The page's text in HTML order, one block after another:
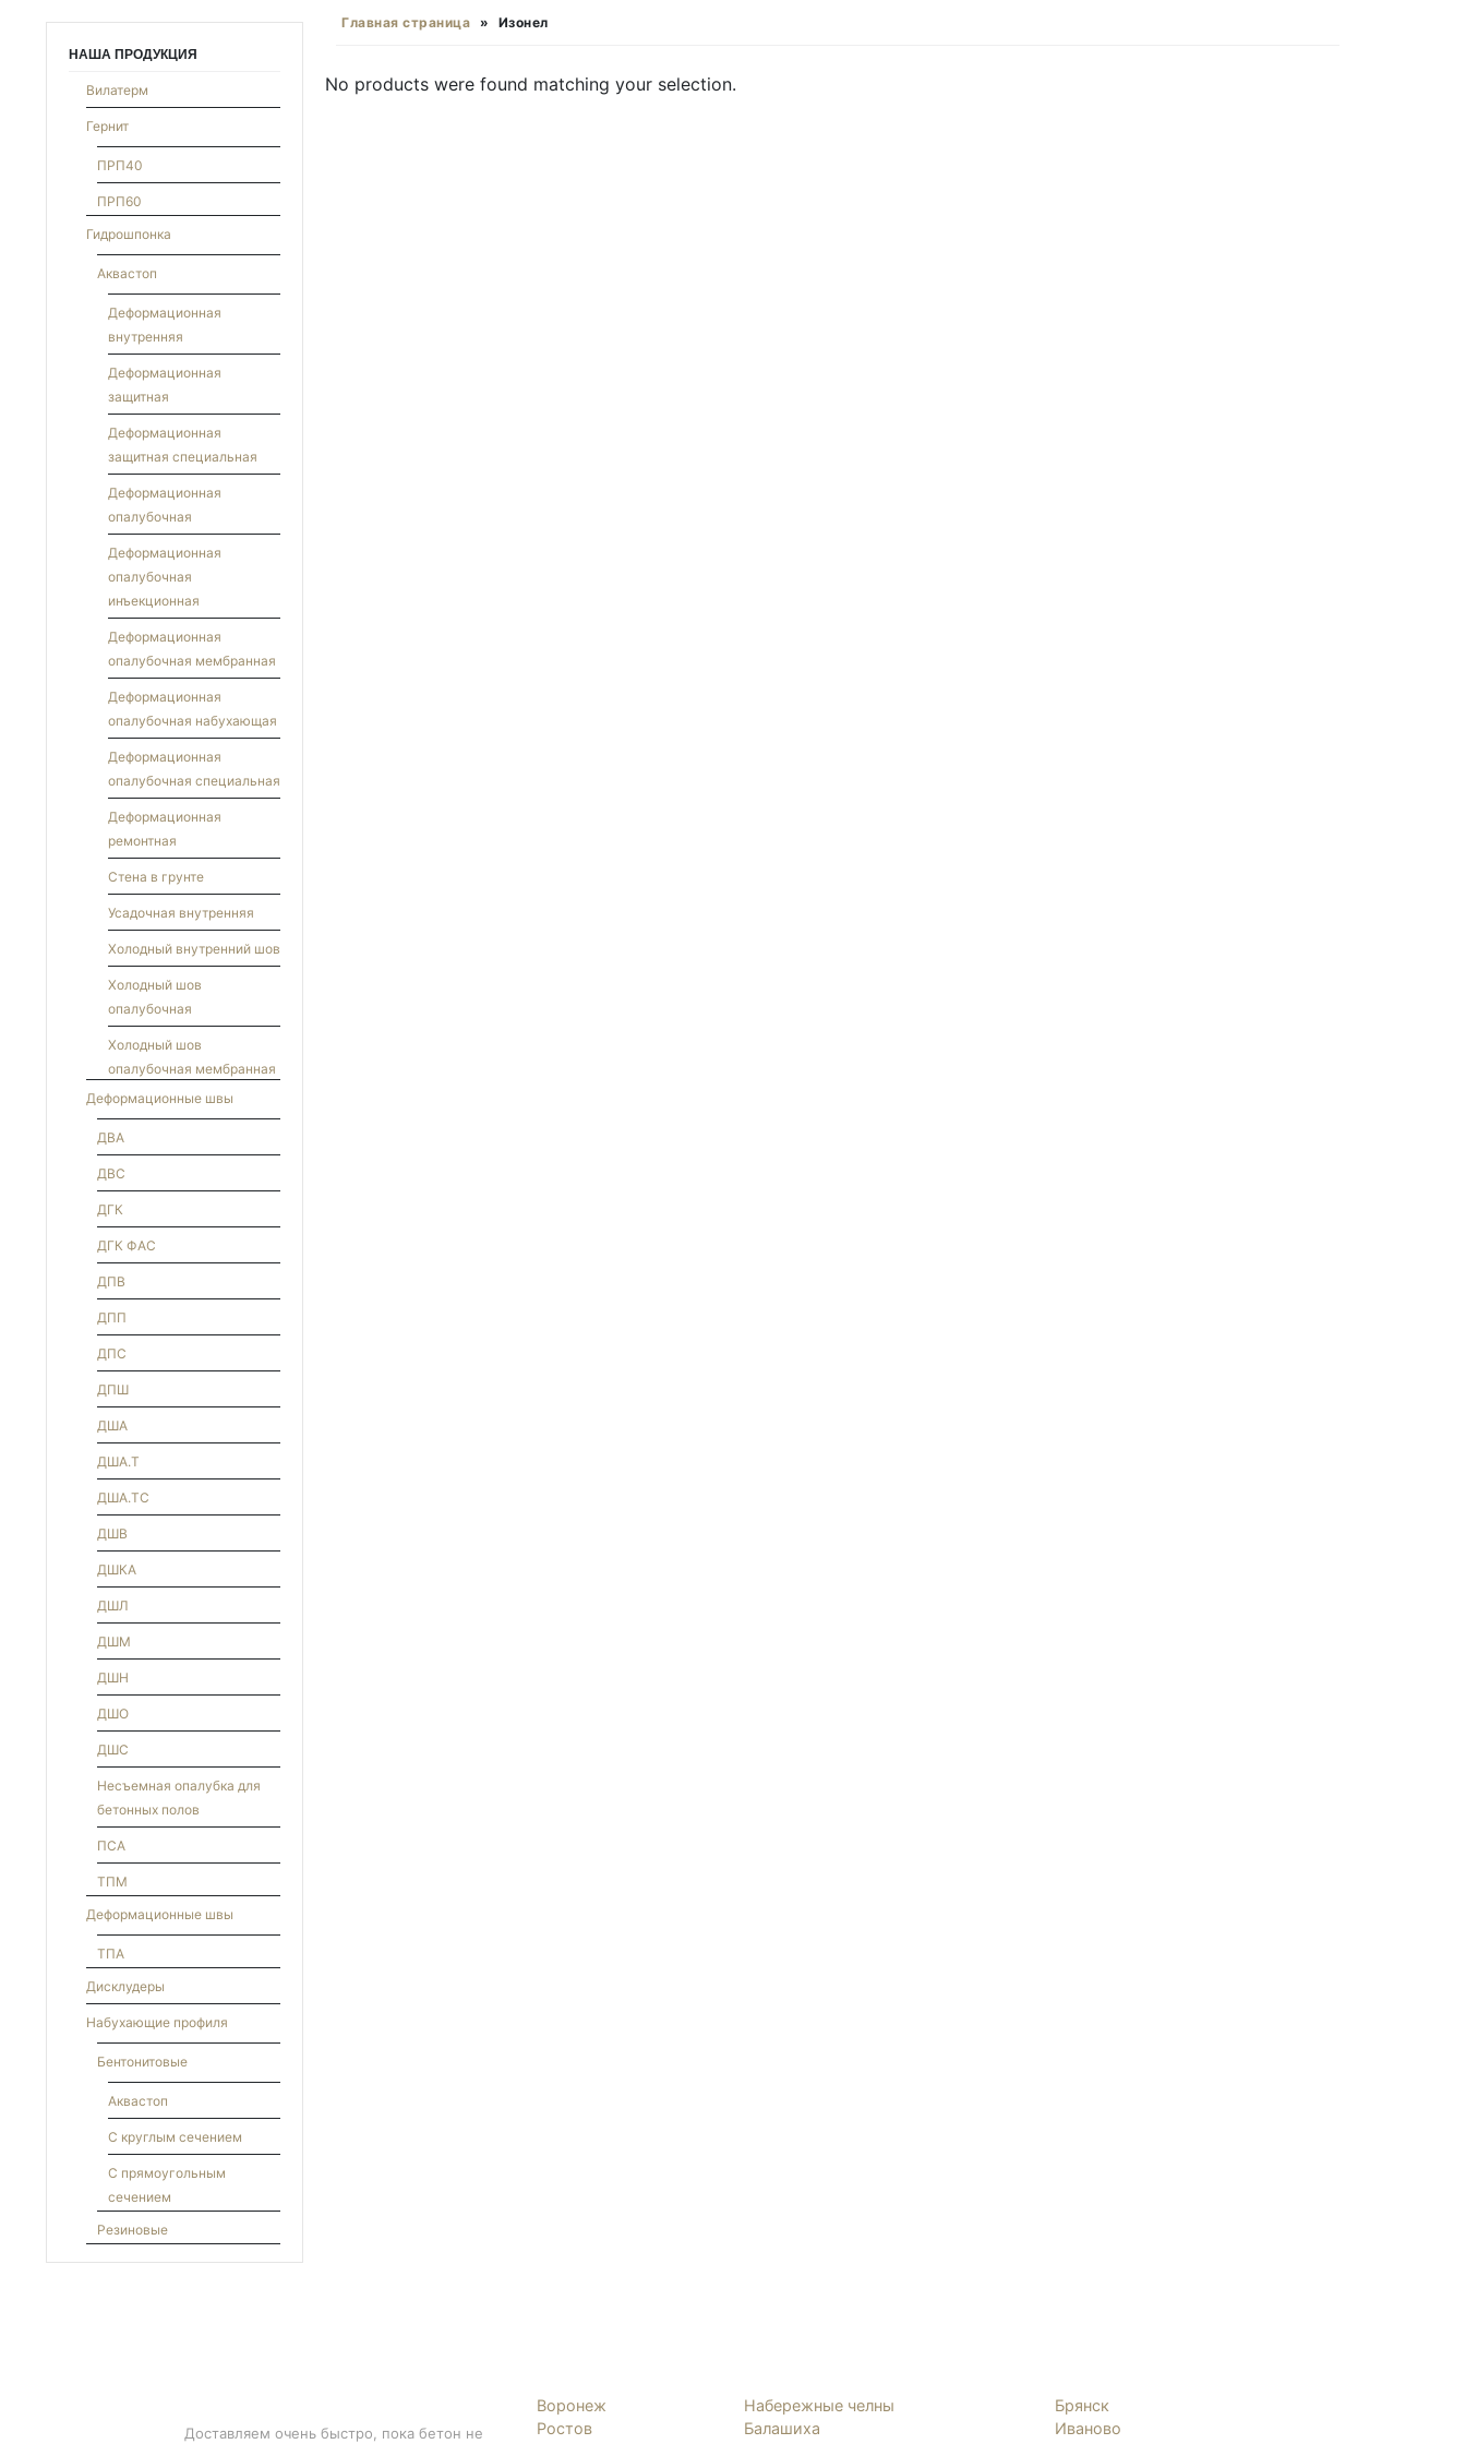
Главная страница » Изонел
No products were found matching your selection.
НАША ПРОДУКЦИЯ
Вилатерм
Гернит
ПРП40
ПРП60
Гидрошпонка
Аквастоп
Деформационная
внутренняя
Деформационная
защитная
Деформационная
защитная специальная
Деформационная
опалубочная
Деформационная
опалубочная
инъекционная
Деформационная
опалубочная мембранная
Деформационная
опалубочная набухающая
Деформационная
опалубочная специальная
Деформационная
ремонтная
Стена в грунте
Усадочная внутренняя
Холодный внутренний шов
Холодный шов
опалубочная
Холодный шов
опалубочная мембранная
Деформационные швы
ДВА
ДВС
ДГК
ДГК ФАС
ДПВ
ДПП
ДПС
ДПШ
ДША
ДША.Т
ДША.ТС
ДШВ
ДШКА
ДШЛ
ДШМ
ДШН
ДШО
ДШС
Несъемная опалубка для
бетонных полов
ПСА
ТПМ
Деформационные швы
ТПА
Дисклудеры
Набухающие профиля
Бентонитовые
Аквастоп
С круглым сечением
С прямоугольным
сечением
Резиновые
Доставляем очень быстро, пока бетон не
Воронеж
Ростов
Набережные челны
Балашиха
Брянск
Иваново